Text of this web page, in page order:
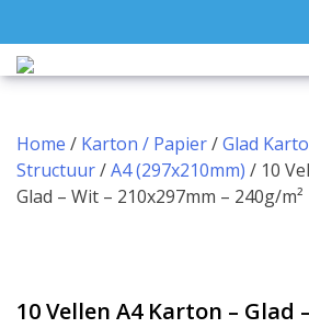
to
content
Home / Karton / Papier/Glad
Structuur/A4 (297x210mm) / 10
Glad – Wit – 210x297mm – 240g/m²
10 Vellen A4 Karton – Glad